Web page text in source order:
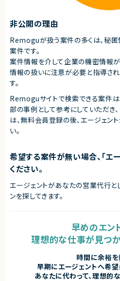
契約元
株式会社LASSIC
エージェントから
◎QA組織の立ち上げから戦略まで担える
◎グローバルな組織文化でプロジェクト
◎経営層と近い距離で意思決定経験を積め
◎FinTech領域での専門性・市場価値を高
◎フルリモートかつ柔軟な環境で働きやす
非公開の理由
Remoguが扱う案件の多くは、秘匿
案件です。
案件情報を介して企業の機密情報
情報の扱いに注意が必要と指導さ
す。
Remoguサイトで検索できる案件
部の事例として参考にしていただき、
は、無料会員登録の後、エージェン
い。
希望する案件が無い場合、「エ
ください。
エージェントがあなたの営業代行と
ンを探してきます。
早めのエン
理想的な仕事が見つ
時間に余裕を
早期にエージェントへ希望
あなたに代わって、理想的